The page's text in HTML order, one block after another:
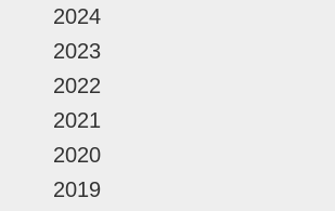
2024
2023
2022
2021
2020
2019